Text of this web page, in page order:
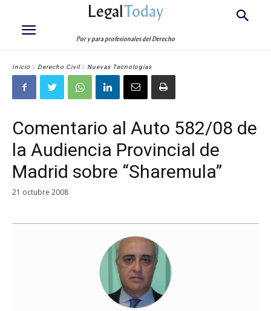
LegalToday
Por y para profesionales del Derecho
Inicio Derecho Civil Nuevas Tecnologías
Comentario al Auto 582/08 de
la Audiencia Provincial de
Madrid sobre “Sharemula”
21 octubre 2008